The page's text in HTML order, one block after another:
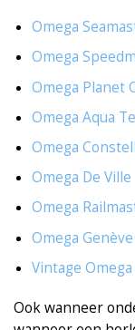
Omega
Omega
Omega Planet
Omega Aqua
Omega
Omega De Ville
Omega
Omega Genève
Vintage
Ook wanneer